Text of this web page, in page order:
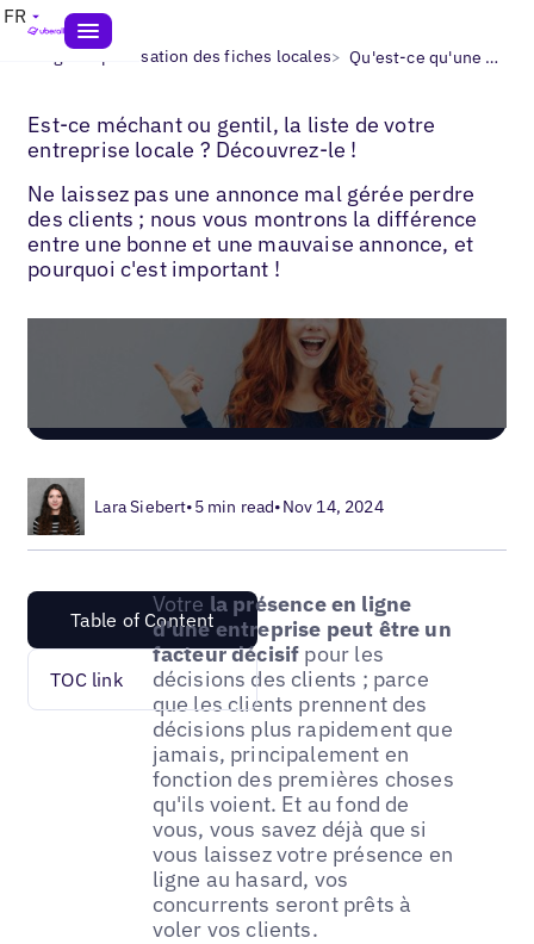
FR
Blogs> Optimisation des fiches locales> Qu'est-ce qu'une annonce d'entreprise?
Est-ce méchant ou gentil, la liste de votre
entreprise locale ? Découvrez-le !
Ne laissez pas une annonce mal gérée perdre
des clients ; nous vous montrons la différence
entre une bonne et une mauvaise annonce, et
pourquoi c'est important !
Lara Siebert•5 min read•Nov 14, 2024
Table of Content
TOC link
Votre la présence en ligne
d'une entreprise peut être un
facteur décisif pour les
décisions des clients ; parce
que les clients prennent des
décisions plus rapidement que
jamais, principalement en
fonction des premières choses
qu'ils voient. Et au fond de
vous, vous savez déjà que si
vous laissez votre présence en
ligne au hasard, vos
concurrents seront prêts à
voler vos clients.